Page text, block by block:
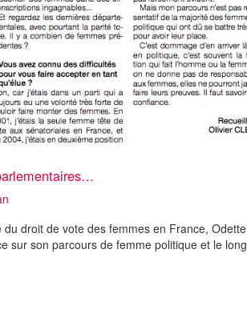
droit de vote des femmes en France, Odette
sur son parcours de femme politique et le long